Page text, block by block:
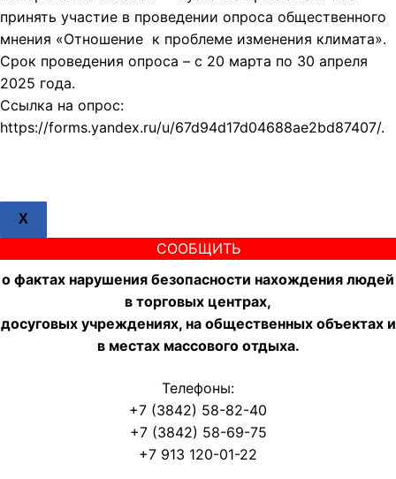
принять участие в проведении опроса общественного
мнения «Отношение к проблеме изменения климата».
Срок проведения опроса – с 20 марта по 30 апреля
2025 года.
Ссылка на опрос:
https://forms.yandex.ru/u/67d94d17d04688ae2bd87407/.
X
СООБЩИТЬ
о фактах нарушения безопасности нахождения людей
в торговых центрах,
досуговых учреждениях, на общественных объектах и
в местах массового отдыха.
Телефоны:
+7 (3842) 58-82-40
+7 (3842) 58-69-75
+7 913 120-01-22